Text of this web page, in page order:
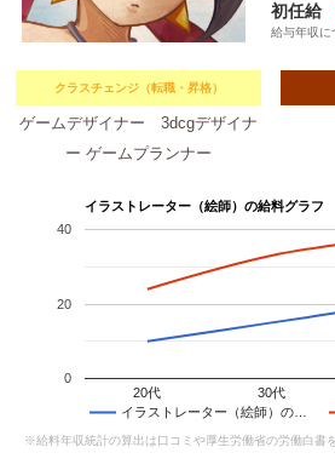
初任給
給与年収に
クラスチェンジ（転職・昇格）
ゲームデザイナー 3dcgデザイナ
ー ゲームプランナー
イラストレーター（絵師）の給料グラフ
イラストレーター（絵師）の…
20代 30代
0
20
40
※給料年収統計の算出は口コミや厚生労働省の労働白書